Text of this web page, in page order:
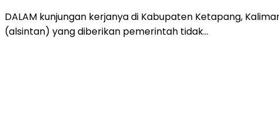
DALAM kunjungan kerjanya di Kabupaten Ketapang,
(alsintan) yang diberikan pemerintah tidak…